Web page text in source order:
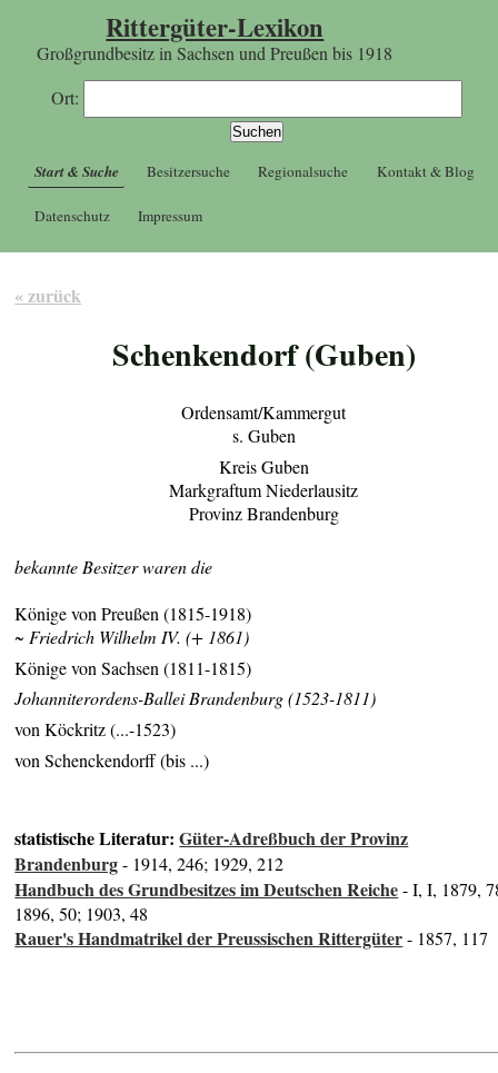
Rittergüter-Lexikon
Großgrundbesitz in Sachsen und Preußen bis 1918
Ort:
Start & Suche Besitzersuche Regionalsuche Kontakt & Blog
Datenschutz Impressum
« zurück
Schenkendorf (Guben)
Ordensamt/Kammergut
s. Guben
Kreis Guben
Markgraftum Niederlausitz
Provinz Brandenburg
bekannte Besitzer waren die
Könige von Preußen (1815-1918)
~ Friedrich Wilhelm IV. (+ 1861)
Könige von Sachsen (1811-1815)
Johanniterordens-Ballei Brandenburg (1523-1811)
von Köckritz (...-1523)
von Schenckendorff (bis ...)
statistische Literatur:Güter-Adreßbuch der Provinz
Brandenburg- 1914, 246; 1929, 212
Handbuch des Grundbesitzes im Deutschen Reiche- I, I, 1879,
1896, 50; 1903, 48
Rauer's Handmatrikel der Preussischen Rittergüter- 1857, 117